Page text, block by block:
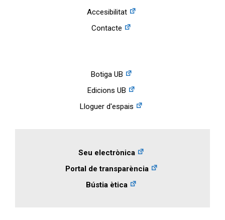
Accesibilitat
Contacte
Botiga UB
Edicions UB
Lloguer d'espais
Seu electrònica
Portal de transparència
Bústia ètica